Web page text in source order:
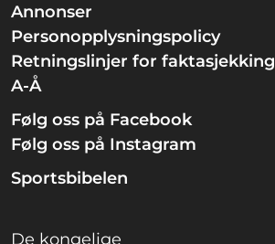
Annonser
Personopplysningspolicy
Retningslinjer for faktasjekking
A-Å
Følg oss på Facebook
Følg oss på Instagram
Sportsbibelen
De kongelige